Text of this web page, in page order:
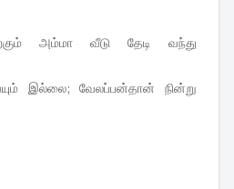
அம்மா வீடு தேடி வந்து
இல்லை; வேலப்பன்தான் நின்று